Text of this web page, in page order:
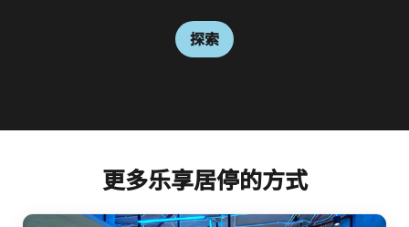
探索
探索
探索
更多乐享居停的方式